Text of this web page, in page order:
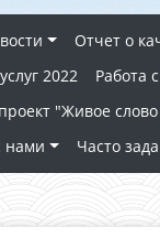
Отчет о
2022
Работа
"Живое
нами Часто